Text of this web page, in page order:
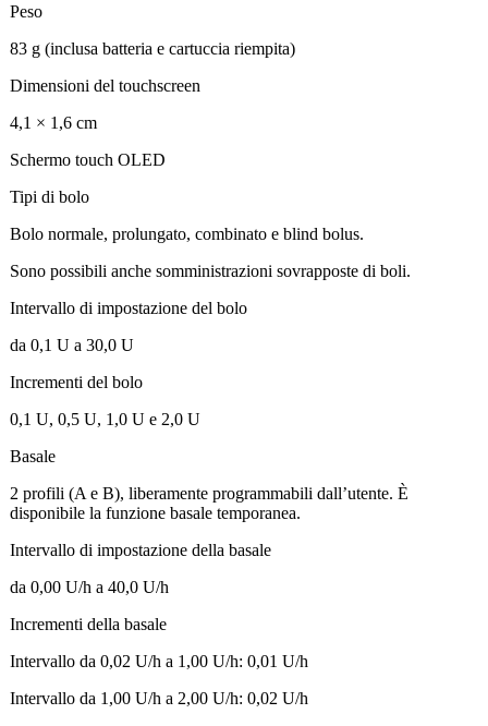
Peso
83 g (inclusa batteria e cartuccia riempita)
Dimensioni del touchscreen
4,1 × 1,6 cm
Schermo touch OLED
Tipi di bolo
Bolo normale, prolungato, combinato e blind bolus.
Sono possibili anche somministrazioni sovrapposte di boli.
Intervallo di impostazione del bolo
da 0,1 U a 30,0 U
Incrementi del bolo
0,1 U, 0,5 U, 1,0 U e 2,0 U
Basale
2 profili (A e B), liberamente programmabili dall’utente. È
disponibile la funzione basale temporanea.
Intervallo di impostazione della basale
da 0,00 U/h a 40,0 U/h
Incrementi della basale
Intervallo da 0,02 U/h a 1,00 U/h: 0,01 U/h
Intervallo da 1,00 U/h a 2,00 U/h: 0,02 U/h